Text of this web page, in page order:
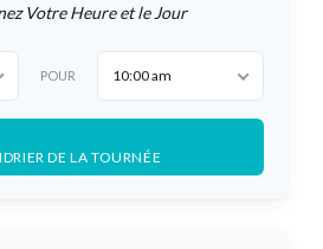
Votre Heure et le Jour
POUR 10:00 am
DE LA TOURNÉE